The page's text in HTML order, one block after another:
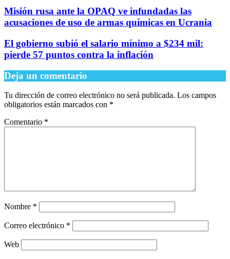
Misión rusa ante la OPAQ ve infundadas las
acusaciones de uso de armas químicas en Ucrania
El gobierno subió el salario mínimo a $234 mil:
pierde 57 puntos contra la inflación
Deja un comentario
Tu dirección de correo electrónico no será publicada. Los campos
obligatorios están marcados con *
Comentario *
Nombre *
Correo electrónico *
Web